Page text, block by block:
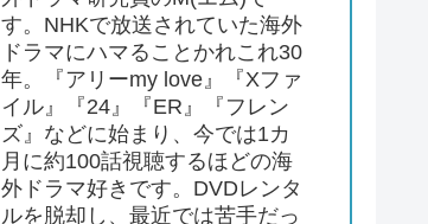
す。NHKで放送されていた海外
ドラマにハマることかれこれ30
年。『アリーmy love』『Xファ
イル』『24』『ER』『フレン
ズ』などに始まり、今では1カ
月に約100話視聴するほどの海
外ドラマ好きです。DVDレンタ
ルを脱却し、最近では苦手だっ